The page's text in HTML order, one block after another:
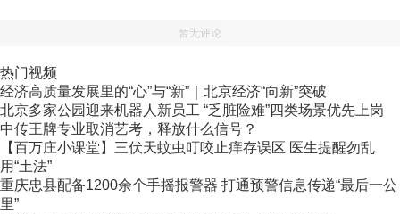
暂无评论
热门视频
经济高质量发展里的“心”与“新”｜北京经济“向新”突破
北京多家公园迎来机器人新员工 “乏脏险难”四类场景优先上岗
中传王牌专业取消艺考，释放什么信号？
【百万庄小课堂】三伏天蚊虫叮咬止痒存误区 医生提醒勿乱
用“土法”
重庆忠县配备1200余个手摇报警器 打通预警信息传递“最后一公
里”